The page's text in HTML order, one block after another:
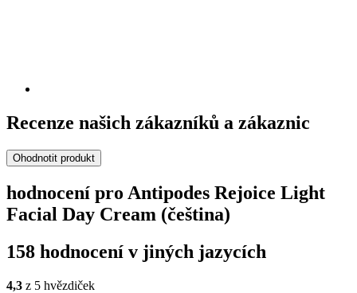
Recenze našich zákazníků a zákaznic
Ohodnotit produkt
hodnocení pro Antipodes Rejoice Light
Facial Day Cream (čeština)
158 hodnocení v jiných jazycích
4,3 z 5 hvězdiček